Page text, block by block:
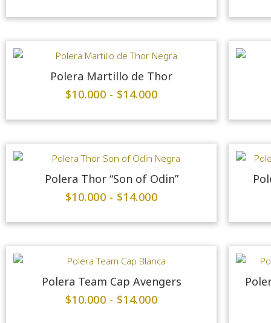
Polera Martillo de Thor
$10.000 - $14.000
Polera Thor “Son of Odin”
$10.000 - $14.000
Polera Team Cap Avengers
$10.000 - $14.000